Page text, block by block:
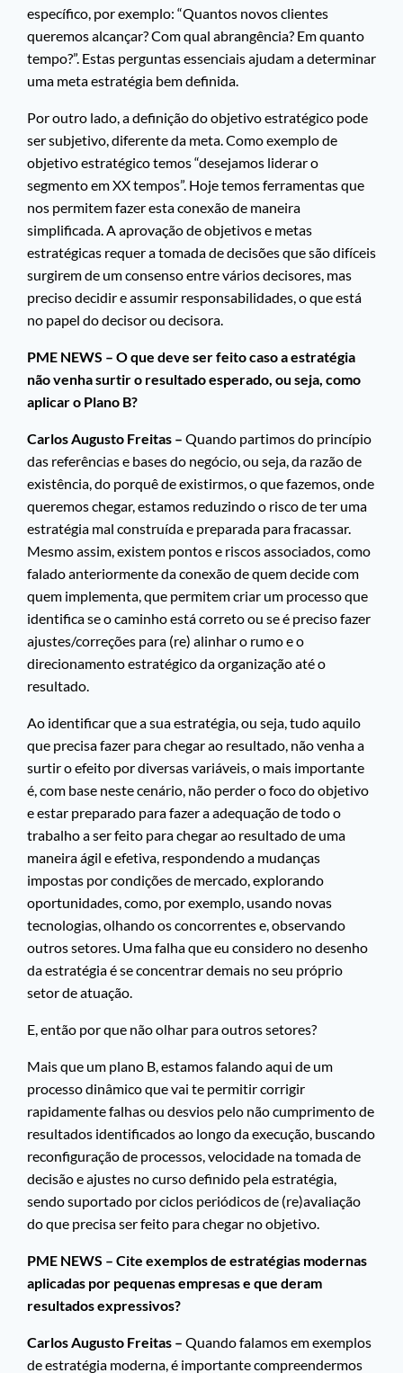
específico, por exemplo: “Quantos novos clientes
queremos alcançar? Com qual abrangência? Em quanto
tempo?”. Estas perguntas essenciais ajudam a determinar
uma meta estratégia bem definida.
Por outro lado, a definição do objetivo estratégico pode
ser subjetivo, diferente da meta. Como exemplo de
objetivo estratégico temos “desejamos liderar o
segmento em XX tempos”. Hoje temos ferramentas que
nos permitem fazer esta conexão de maneira
simplificada. A aprovação de objetivos e metas
estratégicas requer a tomada de decisões que são difíceis
surgirem de um consenso entre vários decisores, mas
preciso decidir e assumir responsabilidades, o que está
no papel do decisor ou decisora.
PME NEWS – O que deve ser feito caso a estratégia
não venha surtir o resultado esperado, ou seja, como
aplicar o Plano B?
Carlos Augusto Freitas – Quando partimos do princípio
das referências e bases do negócio, ou seja, da razão de
existência, do porquê de existirmos, o que fazemos, onde
queremos chegar, estamos reduzindo o risco de ter uma
estratégia mal construída e preparada para fracassar.
Mesmo assim, existem pontos e riscos associados, como
falado anteriormente da conexão de quem decide com
quem implementa, que permitem criar um processo que
identifica se o caminho está correto ou se é preciso fazer
ajustes/correções para (re) alinhar o rumo e o
direcionamento estratégico da organização até o
resultado.
Ao identificar que a sua estratégia, ou seja, tudo aquilo
que precisa fazer para chegar ao resultado, não venha a
surtir o efeito por diversas variáveis, o mais importante
é, com base neste cenário, não perder o foco do objetivo
e estar preparado para fazer a adequação de todo o
trabalho a ser feito para chegar ao resultado de uma
maneira ágil e efetiva, respondendo a mudanças
impostas por condições de mercado, explorando
oportunidades, como, por exemplo, usando novas
tecnologias, olhando os concorrentes e, observando
outros setores. Uma falha que eu considero no desenho
da estratégia é se concentrar demais no seu próprio
setor de atuação.
E, então por que não olhar para outros setores?
Mais que um plano B, estamos falando aqui de um
processo dinâmico que vai te permitir corrigir
rapidamente falhas ou desvios pelo não cumprimento de
resultados identificados ao longo da execução, buscando
reconfiguração de processos, velocidade na tomada de
decisão e ajustes no curso definido pela estratégia,
sendo suportado por ciclos periódicos de (re)avaliação
do que precisa ser feito para chegar no objetivo.
PME NEWS – Cite exemplos de estratégias modernas
aplicadas por pequenas empresas e que deram
resultados expressivos?
Carlos Augusto Freitas – Quando falamos em exemplos
de estratégia moderna, é importante compreendermos